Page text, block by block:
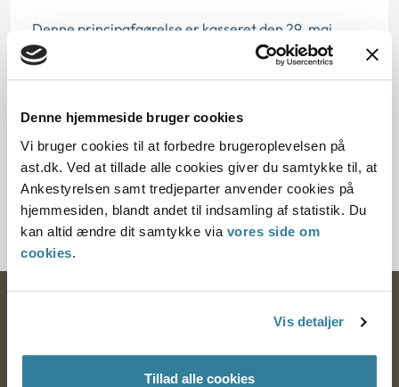
Denne hjemmeside bruger cookies
Vi bruger cookies til at forbedre brugeroplevelsen på
ast.dk. Ved at tillade alle cookies giver du samtykke til, at
Ankestyrelsen samt tredjeparter anvender cookies på
hjemmesiden, blandt andet til indsamling af statistik. Du
kan altid ændre dit samtykke via vores side om
cookies.
Vis detaljer
Tillad alle cookies
Denne principafgørelse er kasseret den 29. maj
2019, da den ikke længere har vejledningsværdi.
§ 47 § 46 § 3 § 46 § 1
Journalnummer
21144-92